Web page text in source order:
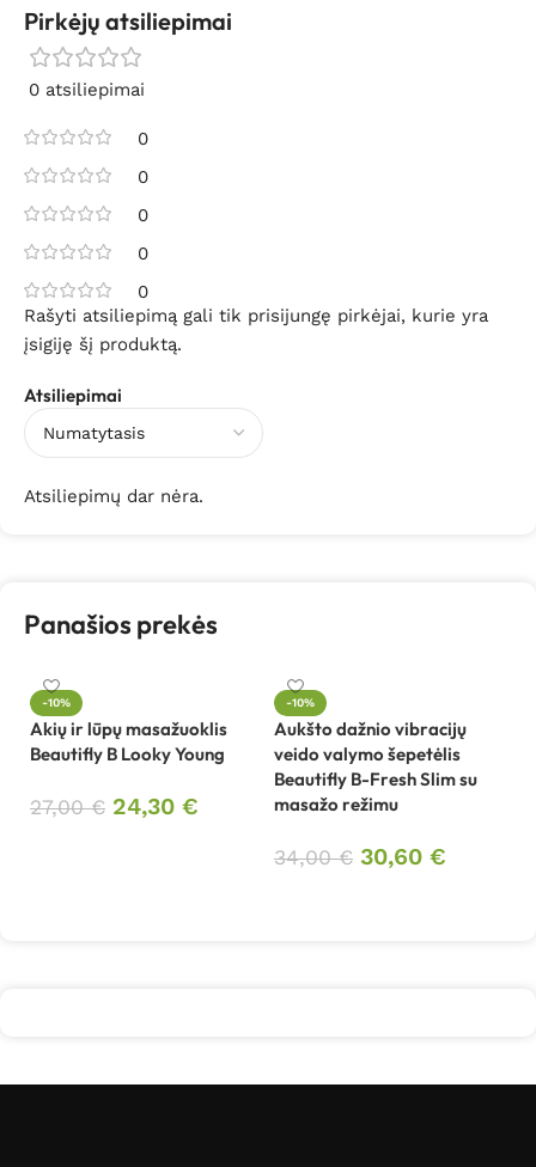
Pirkėjų atsiliepimai
0 atsiliepimai
0
0
0
0
0
Atsiliepimai
Atsiliepimų dar nėra.
Rašyti atsiliepimą gali tik prisijungę pirkėjai, kurie yra
įsigiję šį produktą.
Panašios prekės
-10%
Akių ir lūpų masažuoklis
Beautifly B Looky Young
27,00€ 24,30 €
-10%
Aukšto dažnio vibracijų
veido valymo šepetėlis
Beautifly B-Fresh Slim su
masažo režimu
34,00€ 30,60 €